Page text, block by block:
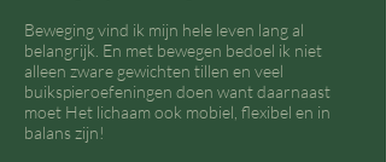
Beweging vind ik mijn hele leven lang al
belangrijk. En met bewegen bedoel ik niet
alleen zware gewichten tillen en veel
buikspieroefeningen doen want daarnaast
moet Het lichaam ook mobiel, flexibel en in
balans zijn!